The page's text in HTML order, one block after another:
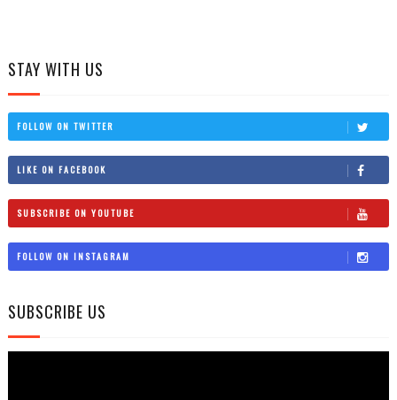
STAY WITH US
FOLLOW ON TWITTER
LIKE ON FACEBOOK
SUBSCRIBE ON YOUTUBE
FOLLOW ON INSTAGRAM
SUBSCRIBE US